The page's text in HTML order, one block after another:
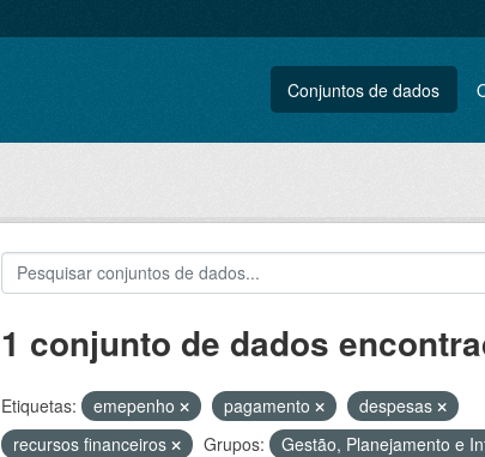
Conjuntos de dados
1 conjunto de dados
Etiquetas: emepenho pagamento
despesas
recursos financeiros
Grupos: Gestão, Planejamento e